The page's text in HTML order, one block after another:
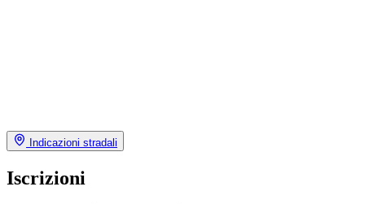
Indicazioni stradali
Iscrizioni